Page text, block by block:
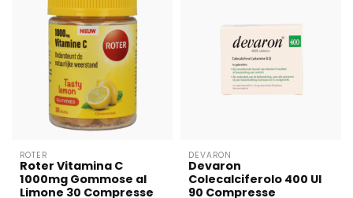
ROTER
Roter Vitamina C
1000mg Gommose al
Limone 30 Compresse
DEVARON
Devaron
Colecalciferolo 400 UI
90 Compresse